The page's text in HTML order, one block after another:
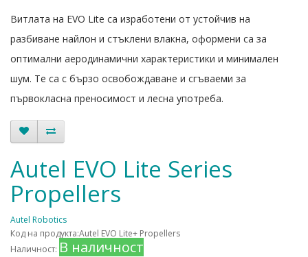
Витлата на EVO Lite са изработени от устойчив на
разбиване найлон и стъклени влакна, оформени са за
оптимални аеродинамични характеристики и минимален
шум. Те са с бързо освобождаване и сгъваеми за
първокласна преносимост и лесна употреба.
Autel EVO Lite Series
Propellers
Autel Robotics
Код на продукта:Autel EVO Lite+ Propellers
Наличност: В наличност